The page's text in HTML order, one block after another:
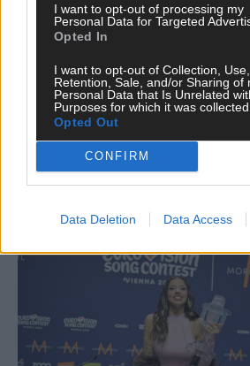
I want to opt-out of processing my
Personal Data for Targeted
Opted In
I want to opt-out of Collection, Use,
Retention, Sale, and/or Sharing of
Personal Data that Is Unrelated
Purposes for which it was collected.
Opted Out
CONFIRM
Data Deletion Data Access
Neue Themenwelt, neues Café,
Westernstadt: Der Europa-
viele Highlights
Juni 2026